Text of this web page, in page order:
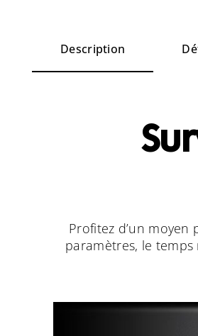
Description
Profitez d’un moyen
paramètres, le